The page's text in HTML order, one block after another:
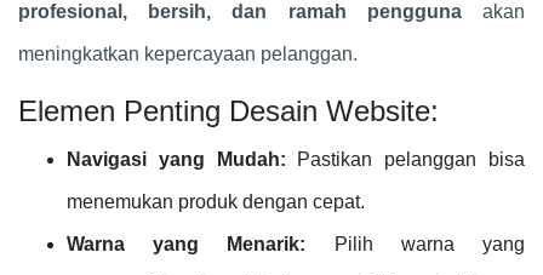
profesional, bersih, dan ramah penggunaakan
meningkatkan kepercayaan pelanggan.
Elemen Penting Desain Website:
Navigasi yang Mudah: Pastikan pelanggan bisa
menemukan produk dengan cepat.
Warna yang Menarik: Pilih warna yang